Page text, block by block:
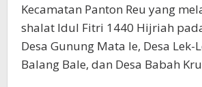
Kecamatan Panton Reu yang
shalat Idul Fitri 1440 Hijriah
Desa Gunung Mata Ie, Desa Lek-
Balang Bale, dan Desa Babah